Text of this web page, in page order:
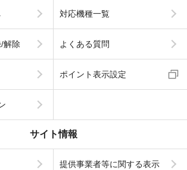
対応機種一覧
解除 よくある質問
ポイント表示設定
サイト情報
提供事業者等に関する表示